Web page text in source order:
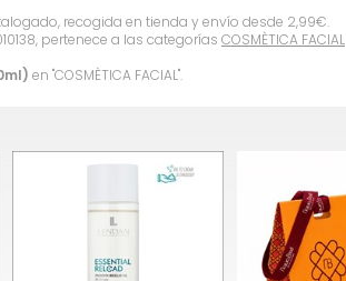
recogida en tienda y envío desde 2,99€.
pertenece a las categorías COSMÈTICA FACIAL
en "COSMÈTICA FACIAL".